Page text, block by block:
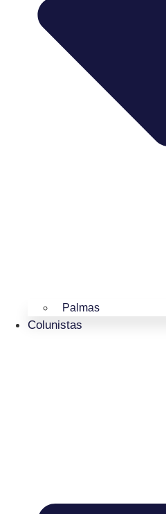
Palmas
Colunistas